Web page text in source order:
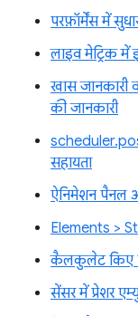
परफ़ॉर्मेंस में
लाइव मेट्रिक
खास जानकारी
की जानकारी
सहायता
ऐनिमेशन पैनल
Elements >
कैलकुलेट किए
सेंसर में प्रेशर